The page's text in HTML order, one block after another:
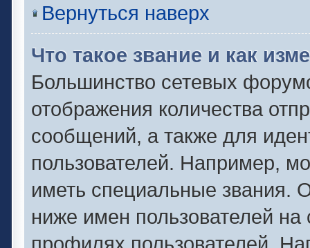
Вернуться наверх
Что такое звание и как
Большинство сетевых
отображения количества
сообщений, а также для
пользователей. Например,
иметь специальные звания.
ниже имен пользователей
профилях пользователей.